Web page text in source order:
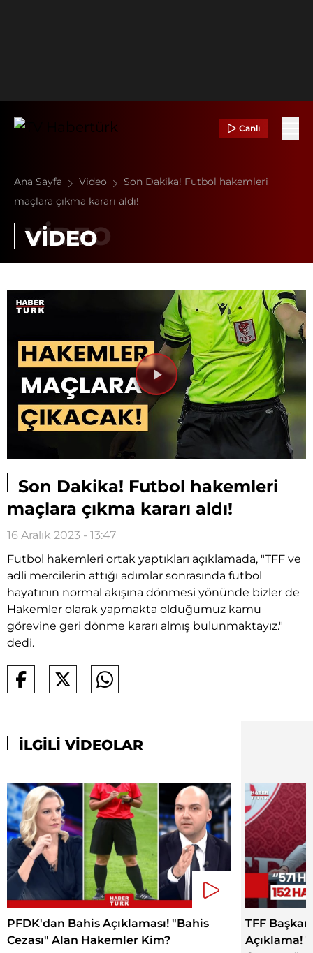
Canlı
Ana Sayfa Video
Son Dakika! Futbol hakemleri
maçlara çıkma kararı aldı!
VİDEO
Videoyu
Oynat
Son Dakika! Futbol hakemleri
maçlara çıkma kararı aldı!
16 Aralık 2023 - 13:47
Futbol hakemleri ortak yaptıkları açıklamada, "TFF ve
adli mercilerin attığı adımlar sonrasında futbol
hayatının normal akışına dönmesi yönünde bizler de
Hakemler olarak yapmakta olduğumuz kamu
görevine geri dönme kararı almış bulunmaktayız."
dedi.
İLGİLİ VİDEOLAR
PFDK'dan Bahis Açıklaması! "Bahis
Cezası" Alan Hakemler Kim?
TFF
Açıklama!